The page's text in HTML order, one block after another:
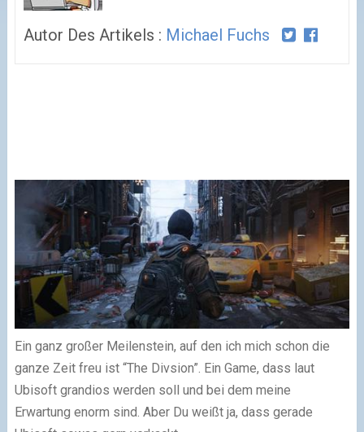
Autor Des Artikels : Michael Fuchs
Ein ganz großer Meilenstein, auf den ich mich schon die
ganze Zeit freu ist “The Divsion”. Ein Game, dass laut
Ubisoft grandios werden soll und bei dem meine
Erwartung enorm sind. Aber Du weißt ja, dass gerade